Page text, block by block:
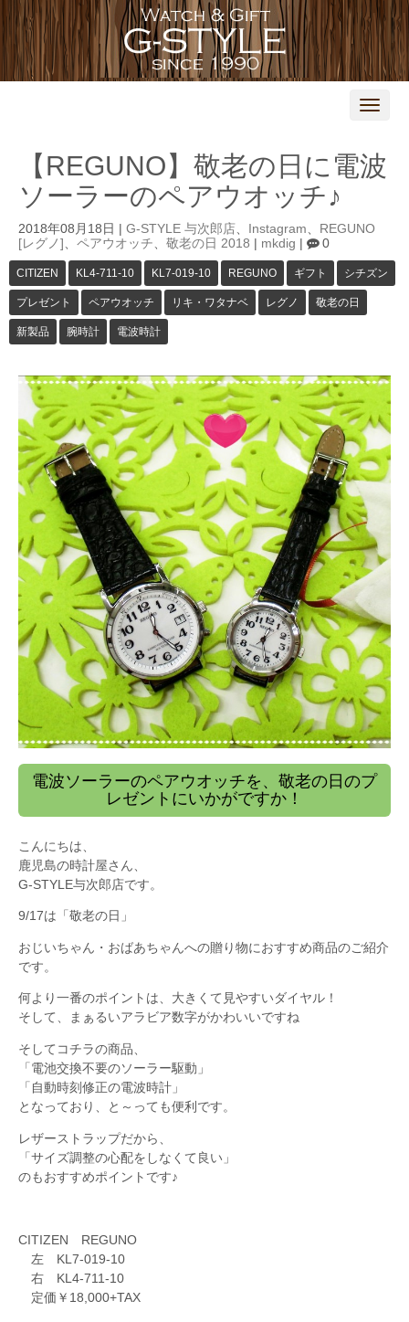
N
g
a
o
n
【REGUNO】敬老の日に電波
ソーラーのペアウオッチ♪
2018年08月18日 | G-STYLE 与次郎店 Instagram
REGUNO
[レグノ]
ペアウオッチ 敬老の日 2018 | mkdig | 0
CITIZEN KL4-711-10 KL7-019-10 REGUNO ギフト シチズン
プレゼント ペアウオッチ リキ・ワタナベ レグノ 敬老の日
新製品 腕時計 電波時計
電波ソーラーのペアウオッチを、敬老の日のプ
レゼントにいかがですか！
こんにちは、
鹿児島の時計屋さん、
G-STYLE与次郎店です。
9/17は「敬老の日」
おじいちゃん・おばあちゃんへの贈り物におすすめ商品のご紹介
です。
何より一番のポイントは、大きくて見やすいダイヤル！
そして、まぁるいアラビア数字がかわいいですね
そしてコチラの商品、
「電池交換不要のソーラー駆動」
「自動時刻修正の電波時計」
となっており、と～っても便利です。
レザーストラップだから、
「サイズ調整の心配をしなくて良い」
のもおすすめポイントです♪
CITIZEN REGUNO
左 KL7-019-10
右 KL4-711-10
定価￥18,000+TAX